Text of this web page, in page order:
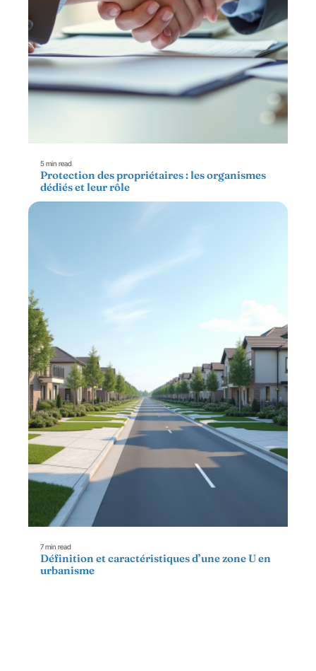
5 min read
Protection des propriétaires : les organismes
dédiés et leur rôle
7 min read
Définition et caractéristiques d’une zone U en
urbanisme